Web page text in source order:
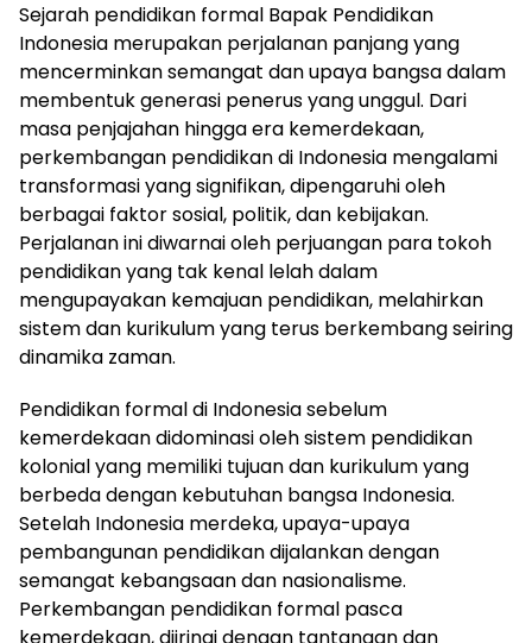
Sejarah pendidikan formal Bapak Pendidikan
Indonesia merupakan perjalanan panjang yang
mencerminkan semangat dan upaya bangsa dalam
membentuk generasi penerus yang unggul. Dari
masa penjajahan hingga era kemerdekaan,
perkembangan pendidikan di Indonesia mengalami
transformasi yang signifikan, dipengaruhi oleh
berbagai faktor sosial, politik, dan kebijakan.
Perjalanan ini diwarnai oleh perjuangan para tokoh
pendidikan yang tak kenal lelah dalam
mengupayakan kemajuan pendidikan, melahirkan
sistem dan kurikulum yang terus berkembang seiring
dinamika zaman.
Pendidikan formal di Indonesia sebelum
kemerdekaan didominasi oleh sistem pendidikan
kolonial yang memiliki tujuan dan kurikulum yang
berbeda dengan kebutuhan bangsa Indonesia.
Setelah Indonesia merdeka, upaya-upaya
pembangunan pendidikan dijalankan dengan
semangat kebangsaan dan nasionalisme.
Perkembangan pendidikan formal pasca